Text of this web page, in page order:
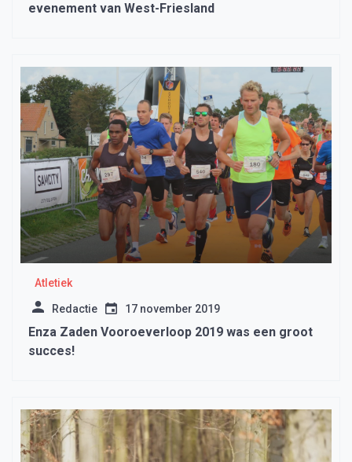
evenement van West-Friesland
Atletiek
Redactie 17 november 2019
Enza Zaden Vooroeverloop 2019 was een groot
succes!